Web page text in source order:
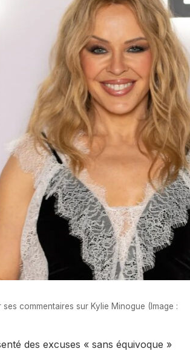
commentaires sur Kylie Minogue (Image :
des excuses « sans équivoque »